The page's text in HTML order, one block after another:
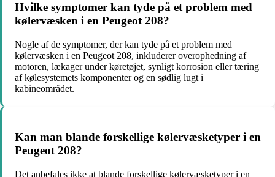
Hvilke symptomer kan tyde på et problem med
kølervæsken i en Peugeot 208?
Nogle af de symptomer, der kan tyde på et problem med
kølervæsken i en Peugeot 208, inkluderer overophedning af
motoren, lækager under køretøjet, synligt korrosion eller tæring
af kølesystemets komponenter og en sødlig lugt i
kabineområdet.
Kan man blande forskellige kølervæsketyper i en
Peugeot 208?
Det anbefales ikke at blande forskellige kølervæsketyper i en